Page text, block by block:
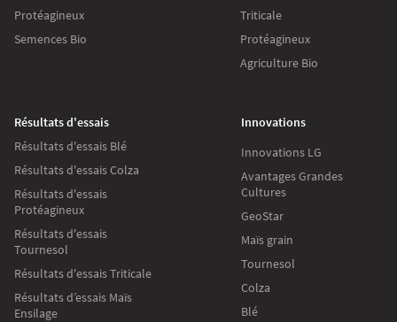
Protéagineux
Semences Bio
Triticale
Protéagineux
Agriculture Bio
Résultats d'essais
Résultats d'essais Blé
Résultats d'essais Colza
Résultats d'essais
Protéagineux
Résultats d'essais
Tournesol
Résultats d'essais Triticale
Résultats d’essais Maïs
Ensilage
Innovations
Innovations LG
Avantages Grandes
Cultures
GeoStar
Maïs grain
Tournesol
Colza
Blé